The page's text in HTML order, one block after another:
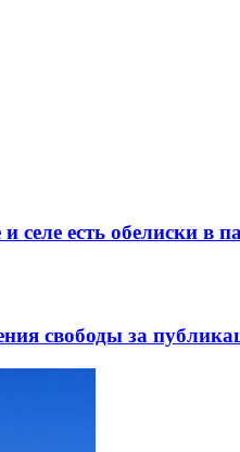
селе есть обелиски в
свободы за